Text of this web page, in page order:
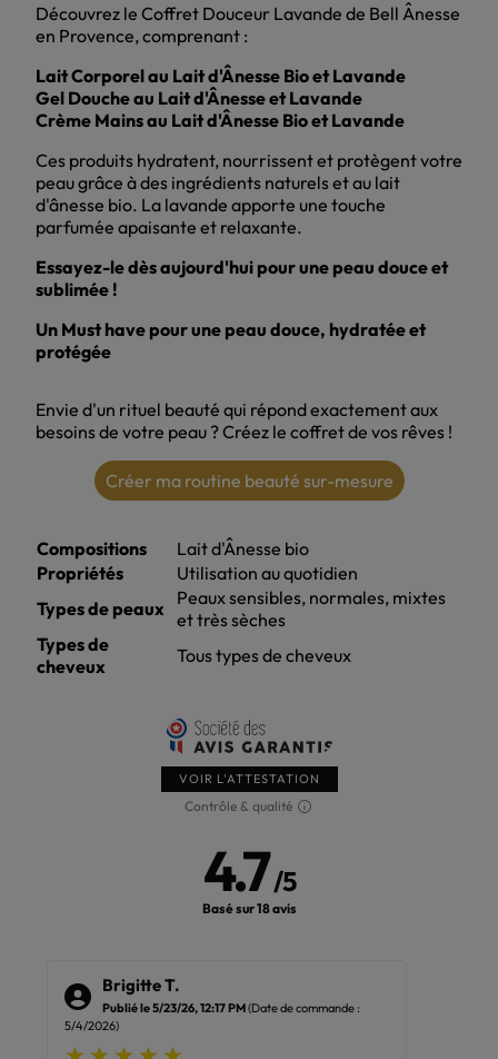
Découvrez le Coffret Douceur Lavande de Bell Ânesse
en Provence, comprenant :
Lait Corporel au Lait d'Ânesse Bio et Lavande
Gel Douche au Lait d'Ânesse et Lavande
Crème Mains au Lait d'Ânesse Bio et Lavande
Ces produits hydratent, nourrissent et protègent votre
peau grâce à des ingrédients naturels et au lait
d'ânesse bio. La lavande apporte une touche
parfumée apaisante et relaxante.
Essayez-le dès aujourd'hui pour une peau douce et
sublimée !
Un Must have pour une peau douce, hydratée et
protégée
Envie d'un rituel beauté qui répond exactement aux
besoins de votre peau ? Créez le coffret de vos rêves !
Créer ma routine beauté sur-mesure
Compositions
Lait d'Ânesse bio
Propriétés
Utilisation au quotidien
Types de peaux
Peaux sensibles, normales, mixtes
et très sèches
Types de
cheveux
Tous types de cheveux
VOIR L'ATTESTATION
Contrôle & qualité
4.7 /5
Basé sur 18 avis
Brigitte T.
Publié le 5/23/26, 12:17 PM(Date de commande :
5/4/2026)